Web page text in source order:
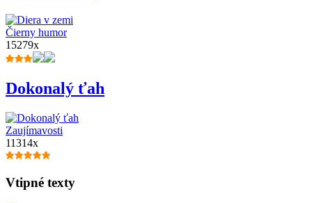
Čierny humor
15279x
Dokonalý ťah
Zaujímavosti
11314x
Vtipné texty